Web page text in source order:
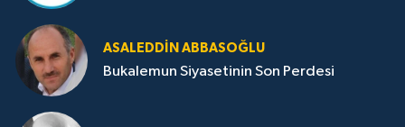
ASALEDDIN ABBASOĞLU
Bukalemun Siyasetinin Son Perdesi